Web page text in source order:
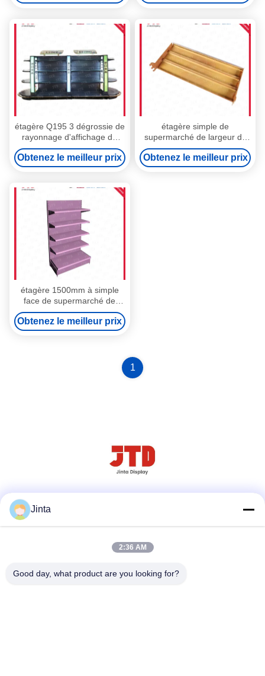
en métal d'OEM
étagère Q195 3 dégrossie de
rayonnage d'affichage de
supermarché de 1200mm en
acier
Obtenez le meilleur prix
étagère simple de
supermarché de largeur de
400mm 4 couches de blanc
Obtenez le meilleur prix
étagère 1500mm à simple
face de supermarché de
400mm 5 couches pourpres
Obtenez le meilleur prix
1
Jinta
2:36 AM
Good day, what product are you looking for?